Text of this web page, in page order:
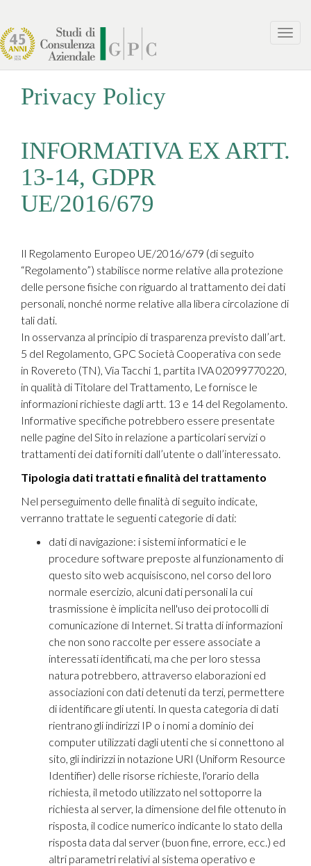
Privacy Policy
INFORMATIVA EX ARTT.
13-14, GDPR
UE/2016/679
Il Regolamento Europeo UE/2016/679 (di seguito
“Regolamento”) stabilisce norme relative alla protezione
delle persone fisiche con riguardo al trattamento dei dati
personali, nonché norme relative alla libera circolazione di
tali dati.
In osservanza al principio di trasparenza previsto dall’art.
5 del Regolamento, GPC Società Cooperativa con sede
in Rovereto (TN), Via Tacchi 1, partita IVA 02099770220,
in qualità di Titolare del Trattamento, Le fornisce le
informazioni richieste dagli artt. 13 e 14 del Regolamento.
Informative specifiche potrebbero essere presentate
nelle pagine del Sito in relazione a particolari servizi o
trattamenti dei dati forniti dall’utente o dall’interessato.
Tipologia dati trattati e finalità del trattamento
Nel perseguimento delle finalità di seguito indicate,
verranno trattate le seguenti categorie di dati:
dati di navigazione: i sistemi informatici e le
procedure software preposte al funzionamento di
questo sito web acquisiscono, nel corso del loro
normale esercizio, alcuni dati personali la cui
trasmissione è implicita nell'uso dei protocolli di
comunicazione di Internet. Si tratta di informazioni
che non sono raccolte per essere associate a
interessati identificati, ma che per loro stessa
natura potrebbero, attraverso elaborazioni ed
associazioni con dati detenuti da terzi, permettere
di identificare gli utenti. In questa categoria di dati
rientrano gli indirizzi IP o i nomi a dominio dei
computer utilizzati dagli utenti che si connettono al
sito, gli indirizzi in notazione URI (Uniform Resource
Identifier) delle risorse richieste, l'orario della
richiesta, il metodo utilizzato nel sottoporre la
richiesta al server, la dimensione del file ottenuto in
risposta, il codice numerico indicante lo stato della
risposta data dal server (buon fine, errore, ecc.) ed
altri parametri relativi al sistema operativo e